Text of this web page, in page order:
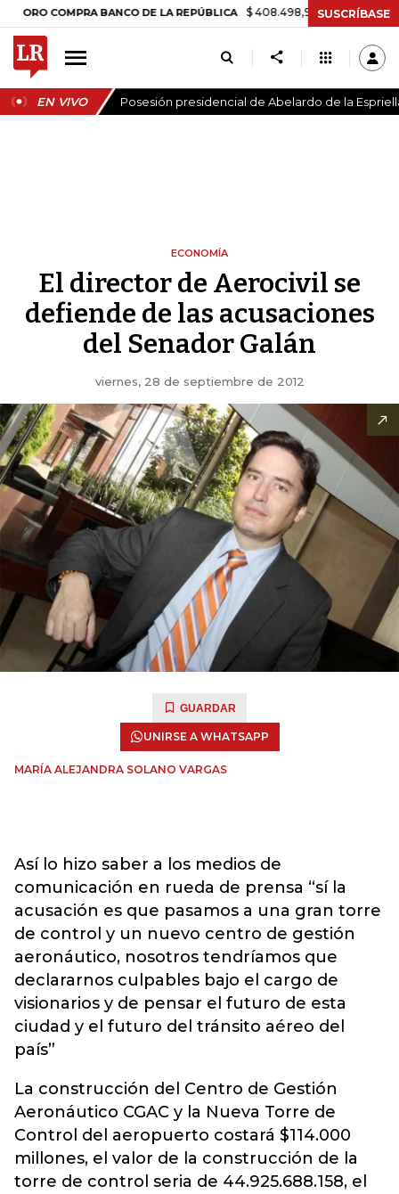
COMPRA BANCO DE LA REPÚBLICA $ 408.498,97 +$ 8.753,81 +2,19%
SUSCRÍBASE
EN VIVO Posesión presidencial de Abelardo de la
ECONOMÍA
El director de Aerocivil se
defiende de las acusaciones
del Senador Galán
viernes, 28 de septiembre de 2012
GUARDAR
UNIRSE A WHATSAPP
MARÍA ALEJANDRA SOLANO VARGAS
Así lo hizo saber a los medios de
comunicación en rueda de prensa “sí la
acusación es que pasamos a una gran torre
de control y un nuevo centro de gestión
aeronáutico, nosotros tendríamos que
declararnos culpables bajo el cargo de
visionarios y de pensar el futuro de esta
ciudad y el futuro del tránsito aéreo del
país”
La construcción del Centro de Gestión
Aeronáutico CGAC y la Nueva Torre de
Control del aeropuerto costará $114.000
millones, el valor de la construcción de la
torre de control seria de 44.925.688.158, el